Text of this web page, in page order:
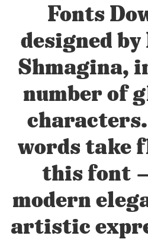
Fonts
designed
Shmagina,
number of
words take
this font
modern
artistic